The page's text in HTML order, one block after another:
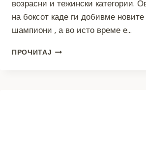
возрасни и тежински категории.
на боксот каде ги добивме
шампиони , а во исто време е…
ПРОЧИТАЈ ПРАЗНИК